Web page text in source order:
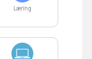
Læring